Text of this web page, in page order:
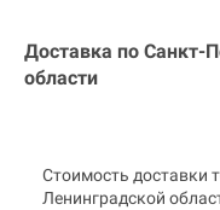
Доставка по Санкт-
области
Стоимость доставки
Ленинградской